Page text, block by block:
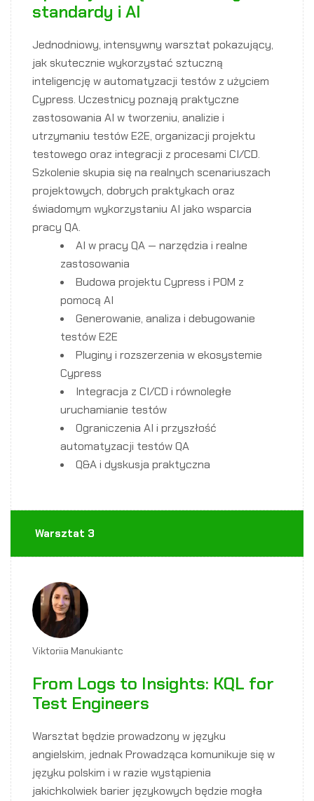
standardy i AI
Jednodniowy, intensywny warsztat pokazujący,
jak skutecznie wykorzystać sztuczną
inteligencję w automatyzacji testów z użyciem
Cypress. Uczestnicy poznają praktyczne
zastosowania AI w tworzeniu, analizie i
utrzymaniu testów E2E, organizacji projektu
testowego oraz integracji z procesami CI/CD.
Szkolenie skupia się na realnych scenariuszach
projektowych, dobrych praktykach oraz
świadomym wykorzystaniu AI jako wsparcia
pracy QA.
AI w pracy QA — narzędzia i realne
zastosowania
Budowa projektu Cypress i POM z
pomocą AI
Generowanie, analiza i debugowanie
testów E2E
Pluginy i rozszerzenia w ekosystemie
Cypress
Integracja z CI/CD i równoległe
uruchamianie testów
Ograniczenia AI i przyszłość
automatyzacji testów QA
Q&A i dyskusja praktyczna
Warsztat 3
Viktoriia Manukiantc
From Logs to Insights: KQL for
Test Engineers
Warsztat będzie prowadzony w języku
angielskim, jednak Prowadząca komunikuje się w
języku polskim i w razie wystąpienia
jakichkolwiek barier językowych będzie mogła